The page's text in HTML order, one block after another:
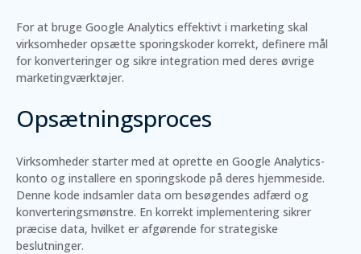
For at bruge Google Analytics effektivt i marketing skal
virksomheder opsætte sporingskoder korrekt, definere mål
for konverteringer og sikre integration med deres øvrige
marketingværktøjer.
Opsætningsproces
Virksomheder starter med at oprette en Google Analytics-
konto og installere en sporingskode på deres hjemmeside.
Denne kode indsamler data om besøgendes adfærd og
konverteringsmønstre. En korrekt implementering sikrer
præcise data, hvilket er afgørende for strategiske
beslutninger.